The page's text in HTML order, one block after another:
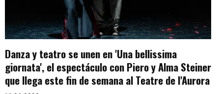
Danza y teatro se unen en 'Una bellissima
giornata', el espectáculo con Piero y Alma Steiner
que llega este fin de semana al Teatre de l'Aurora